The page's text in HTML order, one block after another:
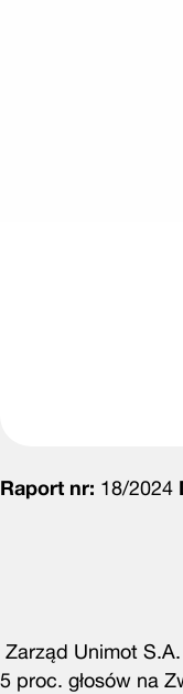
Raport nr: 18/2024
Zarząd Unimot
5 proc. głosów na